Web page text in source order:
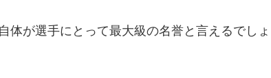
体が選手にとって最大級の名誉と言えるでしょ